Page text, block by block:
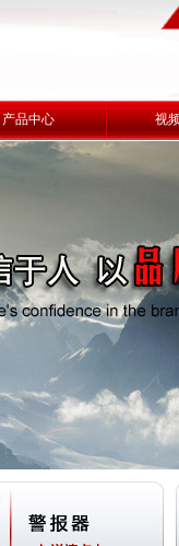
产品中心 视